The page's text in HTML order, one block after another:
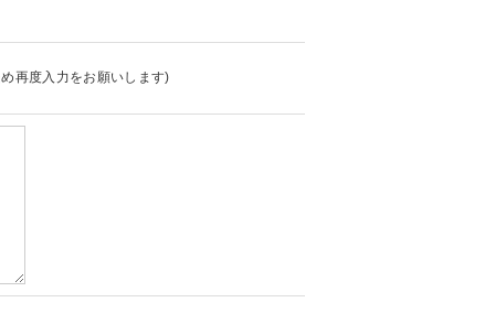
再度入力をお願いします)